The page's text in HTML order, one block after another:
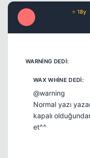
⭐ 18y
@warning
Normal yazı
kapalı
et^^